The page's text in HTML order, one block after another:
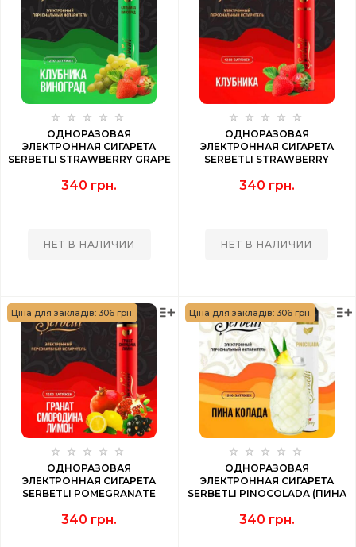
ОДНОРАЗОВАЯ
ЭЛЕКТРОННАЯ СИГАРЕТА
SERBETLI STRAWBERRY GRAPE
PUFF
340 грн.
НЕТ В НАЛИЧИИ
ОДНОРАЗОВАЯ
ЭЛЕКТРОННАЯ СИГАРЕТА
SERBETLI STRAWBERRY
340 грн.
НЕТ В НАЛИЧИИ
Ціна для закладів: 306 грн.
ОДНОРАЗОВАЯ
ЭЛЕКТРОННАЯ СИГАРЕТА
SERBETLI POMEGRANATE
СМОРОДИНА ЛИМОН) 1200
340 грн.
Ціна для закладів: 306 грн.
ОДНОРАЗОВАЯ
ЭЛЕКТРОННАЯ СИГАРЕТА
SERBETLI PINOCOLADA (ПИНА
340 грн.